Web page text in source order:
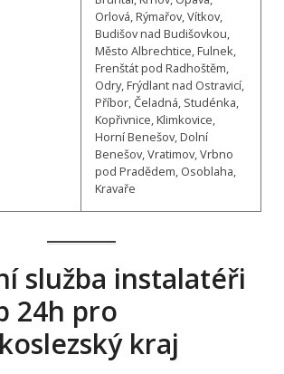
Orlová, Rýmařov, Vítkov,
Budišov nad Budišovkou,
Město Albrechtice, Fulnek,
Frenštát pod Radhoštěm,
Odry, Frýdlant nad Ostravicí,
Příbor, Čeladná, Studénka,
Kopřivnice, Klimkovice,
Horní Benešov, Dolní
Benešov, Vratimov, Vrbno
pod Pradědem, Osoblaha,
Kravaře
služba instalatéři
24h pro
kraj